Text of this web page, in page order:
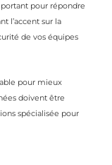
pour répondre
l’accent sur la
de vos équipes
pour mieux
doivent être
spécialisée pour